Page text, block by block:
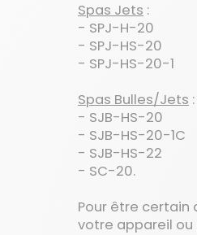
Spas Jets :
- SPJ-H-20
- SPJ-HS-20
- SPJ-HS-20-1
Spas Bulles/Jets :
- SJB-HS-20
- SJB-HS-20-1C
- SJB-HS-22
- SC-20.
Pour être certain
votre appareil ou